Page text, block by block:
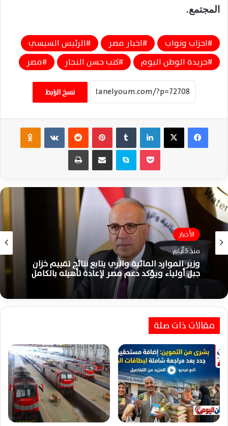
المجتمع.
احزاب ونواب اخبار مصر
الرئيس السيسي
جريدة الوطن اليوم
كتب حسن النجار مصر
نسخ الرابط
فيسبوك ‫X لينكدإن بينتيريست ‏VKontakte
سكايب مشاركة عبر البريد طباعة
الأخبار
منذ 5 أيام
وزير الموارد المائية والري يتابع نتائج تقييم خزان
جبل أولياء ويؤكد دعم مصر لإعادة تأهيله بالكامل
احزاب ونواب
منذ 5 أيام
محمود عبدة درهوس: خارطة طريق غزة تؤكد
حكمة مصر وريادتها وترسخ السلام والاستقرار
الإقليمي الدائم
مقالات ذات صلة